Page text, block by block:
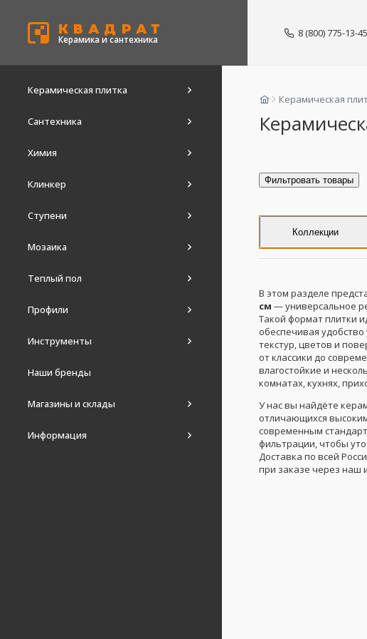
КВАДРАТ
Керамика и сантехника
8 (800) 775-13-45
Керамическая плитка
Сантехника
Химия
Клинкер
Ступени
Мозаика
Теплый пол
Профили
Инструменты
Наши бренды
Магазины и склады
Информация
Керамическая
Фильтровать товары
Коллекции
В этом разделе
см — универсальное
Такой формат плитки
обеспечивая
текстур, цветов и
от классики до
влагостойкие и
комнатах, кухнях,
У нас вы найдёте
отличающихся
современным
фильтрации, чтобы
Доставка по всей
при заказе через наш